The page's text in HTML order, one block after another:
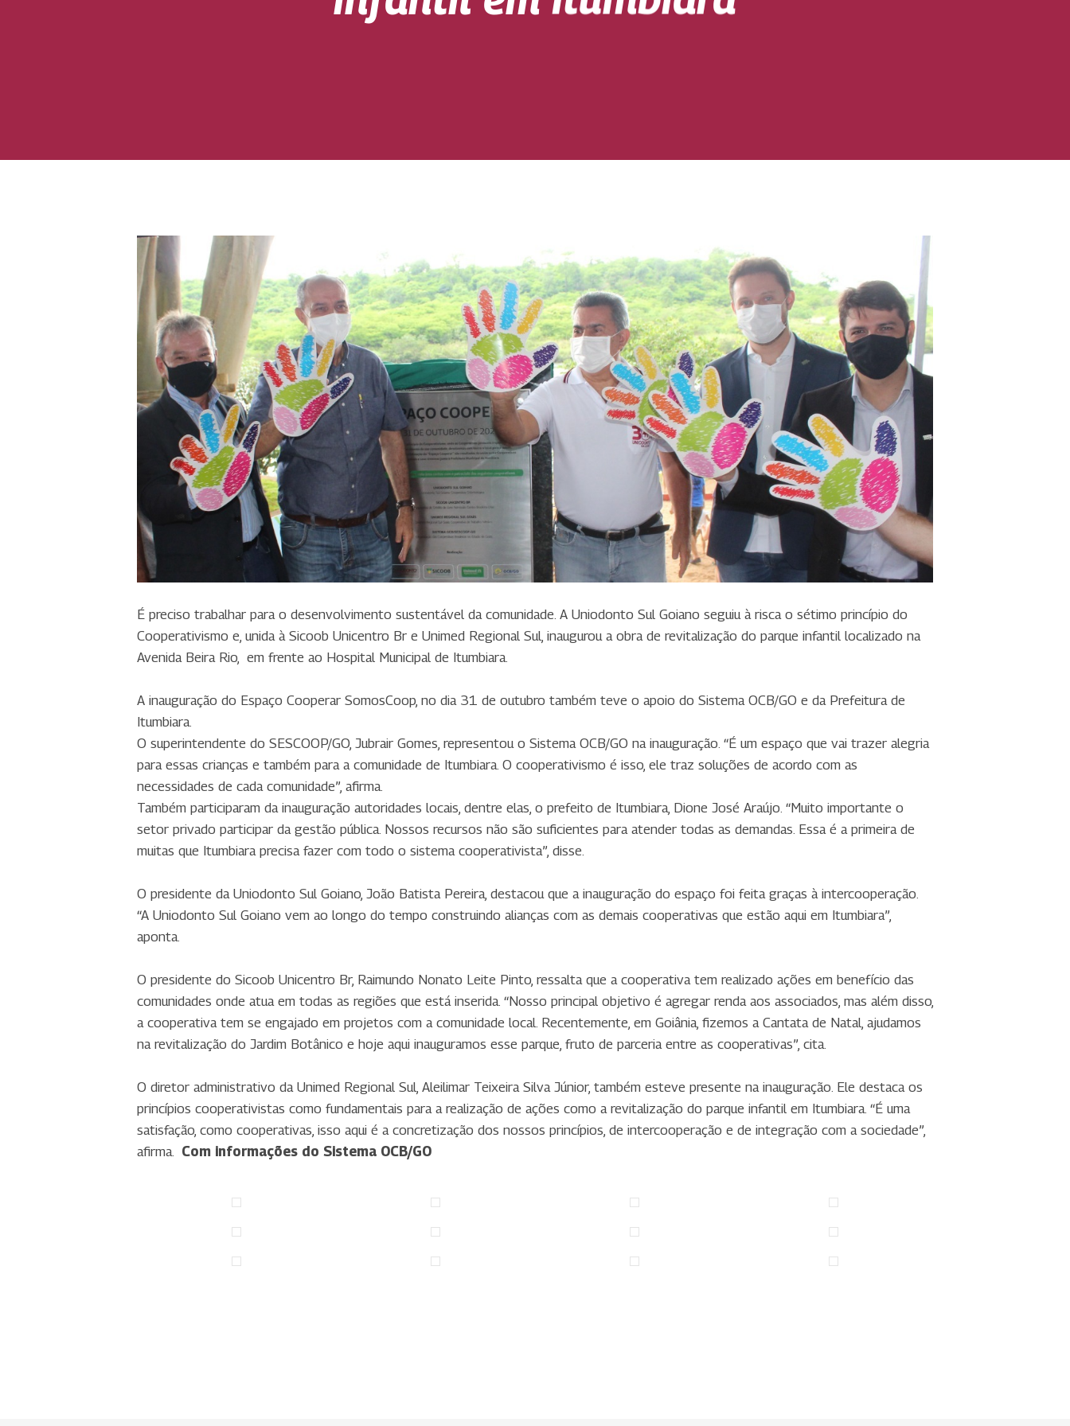
É preciso trabalhar para o desenvolvimento sustentável da comunidade. A Uniodonto Sul Goiano seguiu à risca o sétimo princípio do
Cooperativismo e, unida à Sicoob Unicentro Br e Unimed Regional Sul, inaugurou a obra de revitalização do parque infantil localizado na
Avenida Beira Rio, em frente ao Hospital Municipal de Itumbiara.
A inauguração do Espaço Cooperar SomosCoop, no dia 31 de outubro também teve o apoio do Sistema OCB/GO e da Prefeitura de
Itumbiara.
O superintendente do SESCOOP/GO, Jubrair Gomes, representou o Sistema OCB/GO na inauguração. “É um espaço que vai trazer alegria
para essas crianças e também para a comunidade de Itumbiara. O cooperativismo é isso, ele traz soluções de acordo com as
necessidades de cada comunidade”, afirma.
Também participaram da inauguração autoridades locais, dentre elas, o prefeito de Itumbiara, Dione José Araújo. “Muito importante o
setor privado participar da gestão pública. Nossos recursos não são suficientes para atender todas as demandas. Essa é a primeira de
muitas que Itumbiara precisa fazer com todo o sistema cooperativista”, disse.
O presidente da Uniodonto Sul Goiano, João Batista Pereira, destacou que a inauguração do espaço foi feita graças à intercooperação.
“A Uniodonto Sul Goiano vem ao longo do tempo construindo alianças com as demais cooperativas que estão aqui em Itumbiara”,
aponta.
O presidente do Sicoob Unicentro Br, Raimundo Nonato Leite Pinto, ressalta que a cooperativa tem realizado ações em benefício das
comunidades onde atua em todas as regiões que está inserida. “Nosso principal objetivo é agregar renda aos associados, mas além disso,
a cooperativa tem se engajado em projetos com a comunidade local. Recentemente, em Goiânia, fizemos a Cantata de Natal, ajudamos
na revitalização do Jardim Botânico e hoje aqui inauguramos esse parque, fruto de parceria entre as cooperativas”, cita.
O diretor administrativo da Unimed Regional Sul, Aleilimar Teixeira Silva Júnior, também esteve presente na inauguração. Ele destaca os
princípios cooperativistas como fundamentais para a realização de ações como a revitalização do parque infantil em Itumbiara. “É uma
satisfação, como cooperativas, isso aqui é a concretização dos nossos princípios, de intercooperação e de integração com a sociedade”,
afirma. Com informações do Sistema OCB/GO